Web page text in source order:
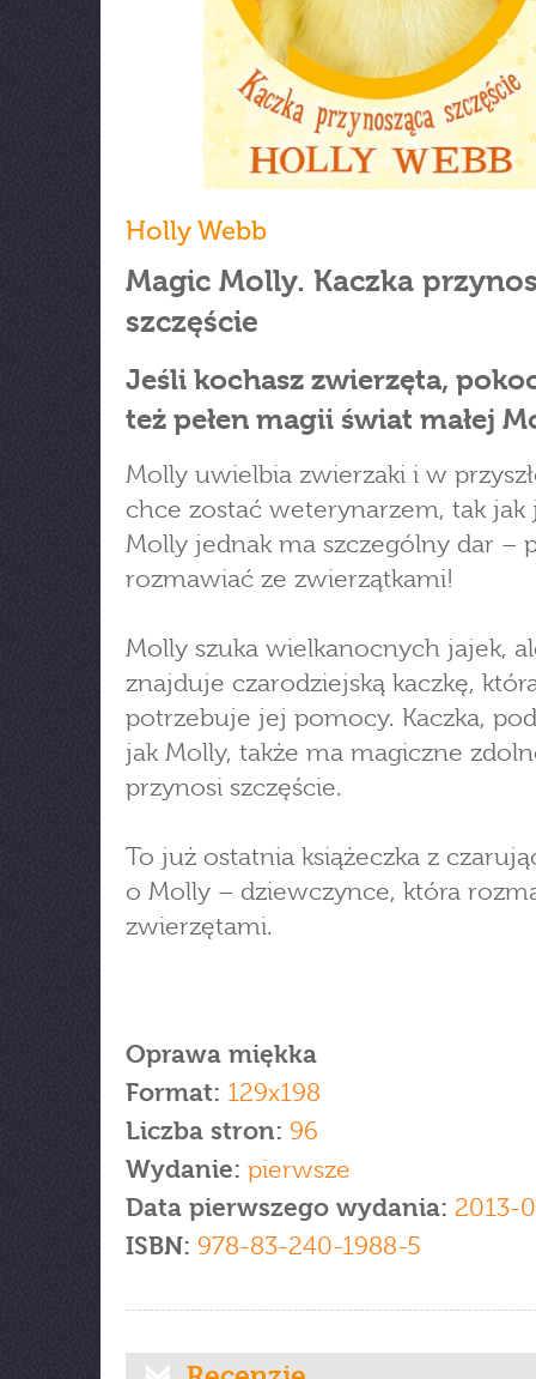
Holly Webb
Magic Molly. Kaczka
szczęście
Jeśli kochasz zwierzęta,
też pełen magii świat małej
Molly uwielbia zwierzaki i w
chce zostać weterynarzem, tak jak
Molly jednak ma szczególny dar –
rozmawiać ze zwierzątkami!
Molly szuka wielkanocnych jajek,
znajduje czarodziejską kaczkę,
potrzebuje jej pomocy. Kaczka,
jak Molly, także ma magiczne
przynosi szczęście.
To już ostatnia książeczka z
o Molly – dziewczynce, która
zwierzętami.
Oprawa miękka
Format: 129x198
Liczba stron: 96
Wydanie: pierwsze
Data pierwszego wydania: 2013-
ISBN: 978-83-240-1988-5